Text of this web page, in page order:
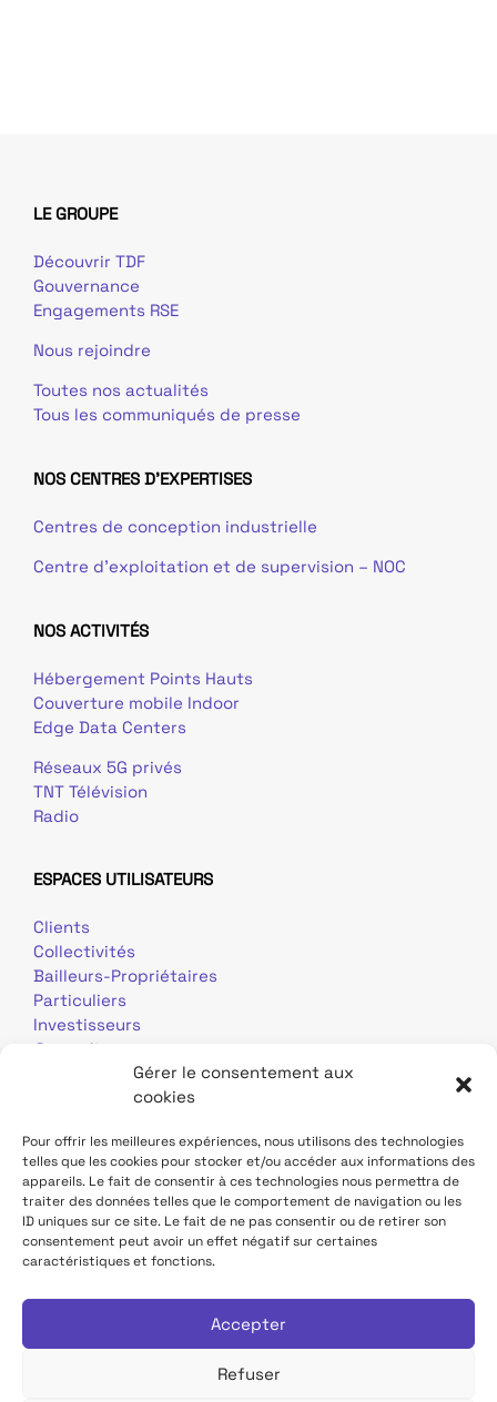
Gérer le consentement aux
cookies
Pour offrir les meilleures expériences, nous utilisons des technologies
telles que les cookies pour stocker et/ou accéder aux informations des
appareils. Le fait de consentir à ces technologies nous permettra de
traiter des données telles que le comportement de navigation ou les
ID uniques sur ce site. Le fait de ne pas consentir ou de retirer son
consentement peut avoir un effet négatif sur certaines
caractéristiques et fonctions.
Accepter
Refuser
LE GROUPE
Découvrir TDF
Gouvernance
Engagements RSE
Nous rejoindre
Toutes nos actualités
Tous les communiqués de presse
NOS CENTRES D'EXPERTISES
Centres de conception industrielle
Centre d’exploitation et de supervision – NOC
NOS ACTIVITÉS
Hébergement Points Hauts
Couverture mobile Indoor
Edge Data Centers
Réseaux 5G privés
TNT Télévision
Radio
ESPACES UTILISATEURS
Clients
Collectivités
Bailleurs-Propriétaires
Particuliers
Investisseurs
Journalistes
Mentions légales Données personnelles
Contact Site TDF Infrastructure
Déclaration d'accessibilité